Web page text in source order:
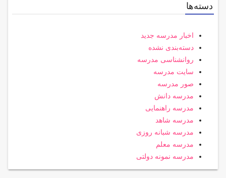
دسته‌ها
اخبار مدرسه جدید
دسته‌بندی نشده
روانشناسی مدرسه
سایت مدرسه
صور مدرسه
مدرسه دانش
مدرسه راهنمایی
مدرسه شاهد
مدرسه شبانه روزی
مدرسه معلم
مدرسه نمونه دولتی